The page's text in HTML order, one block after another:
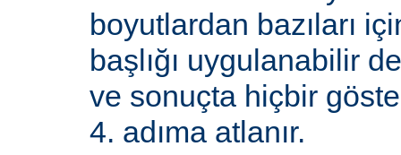
boyutlardan bazıları
başlığı uygulanabilir
ve sonuçta hiçbir
4. adıma atlanır.